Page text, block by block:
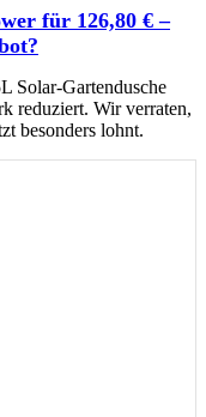
für 126,80 € –
Solar-Gartendusche
reduziert. Wir verraten,
besonders lohnt.